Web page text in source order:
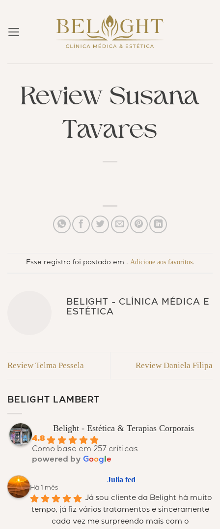
content
Review Susana
Tavares
Esse registro foi postado em . Adicione aos favoritos.
BELIGHT - CLÍNICA MÉDICA E
ESTÉTICA
Review Telma Pessela Review Daniela Filipa
BELIGHT LAMBERT
Belight - Estética & Terapias Corporais
4.8
Como base em 257 críticas
powered by Google
Julia fed
Há 1 mês
Já sou cliente da Belight há muito
tempo, já fiz vários tratamentos e sinceramente
cada vez me surpreendo mais com o